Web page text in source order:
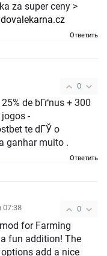
za super ceny >
Ответить
0
de bГґnus + 300
-
te dГЎ o
ganhar muito .
Ответить
0
07:38
for Farming
fun addition! The
add a nice